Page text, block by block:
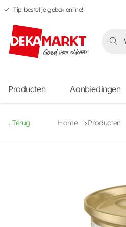
Overslaan
naar
hoofdnavigatie
Overslaan
naar
hoofdinhoud
Overslaan
naar
voettekstinhoud
Overslaan
naar
aanbiedingen
Tip: bestel je gebak online!
Producten Aanbiedingen
Terug Home Producten